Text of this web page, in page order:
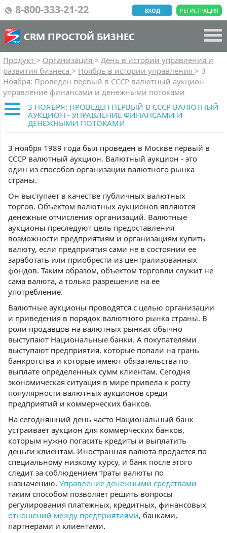
8-800-333-21-22 РЕГИСТРАЦИЯ
ВХОД
CRM ПРОСТОЙ БИЗНЕС
Продукт > Организация > День в истории управления и
развития бизнеса > Ноябрь в истории управления > 3
Ноября: Проведен первый в СССР валютный аукцион -
управление финансами и денежными потоками
3 НОЯБРЯ: ПРОВЕДЕН ПЕРВЫЙ В СССР ВАЛЮТНЫЙ
АУКЦИОН - УПРАВЛЕНИЕ ФИНАНСАМИ И
ДЕНЕЖНЫМИ ПОТОКАМИ
3 ноября 1989 года был проведен в Москве первый в
СССР валютный аукцион. Валютный аукцион - это
один из способов организации валютного рынка
страны.
Он выступает в качестве публичных валютных
торгов. Объектом валютных аукционов являются
денежные отчисления организаций. Валютные
аукционы преследуют цель предоставления
возможности предприятиям и организациям купить
валюту, если предприятия сами не в состоянии ее
заработать или приобрести из централизованных
фондов. Таким образом, объектом торговли служит не
сама валюта, а только разрешение на ее
употребление.
Валютные аукционы проводятся с целью организации
и приведения в порядок валютного рынка страны. В
роли продавцов на валютных рынках обычно
выступают Национальные банки. А покупателями
выступают предприятия, которые попали на грань
банкротства и которые имеют обязательства по
выплате определенных сумм клиентам. Сегодня
экономическая ситуация в мире привела к росту
популярности валютных аукционов среди
предприятий и коммерческих банков.
На сегодняшний день часто Национальный банк
устраивает аукцион для коммерческих банков,
которым нужно погасить кредиты и выплатить
деньги клиентам. Иностранная валюта продается по
специальному низкому курсу, и банк после этого
следит за соблюдением траты валюты по
назначению. Управление денежными средствами
таким способом позволяет решить вопросы
регулирования платежных, кредитных, финансовых
отношений между предприятиями, банками,
партнерами и клиентами.